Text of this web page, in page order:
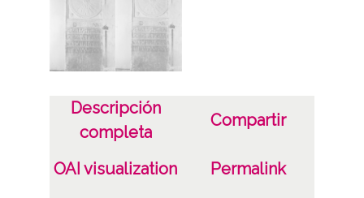
Licencia de las imágenes
CC BY-NC-SA 4.0
Descripción
completa
Compartir
OAI visualization Permalink